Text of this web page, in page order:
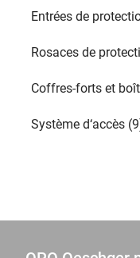
Entrées de
Rosaces de
Coffres-forts et
Système d‘accès